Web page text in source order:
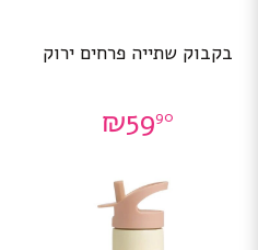
בקבוק שתייה פרחים ירוק
₪5990